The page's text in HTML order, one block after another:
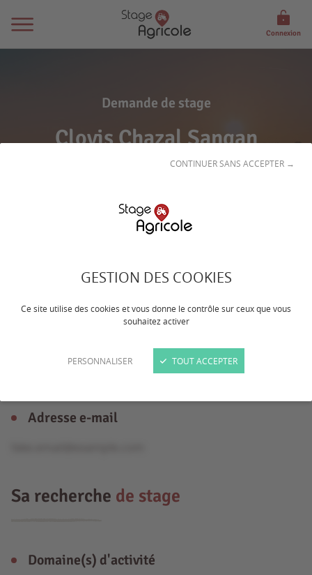
GESTION DES COOKIES
Ce site utilise des cookies et vous donne le contrôle sur ceux que vous
souhaitez activer
PERSONNALISER
CONTINUER SANS ACCEPTER →
TOUT ACCEPTER
Connexion
Demande de stage
Clovis Chazal Sangan
Formation
Adresse e-mail
Sa recherche de stage
Domaine(s) d'activité